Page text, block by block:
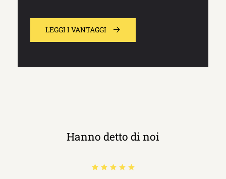
LEGGI I VANTAGGI
Hanno detto di noi